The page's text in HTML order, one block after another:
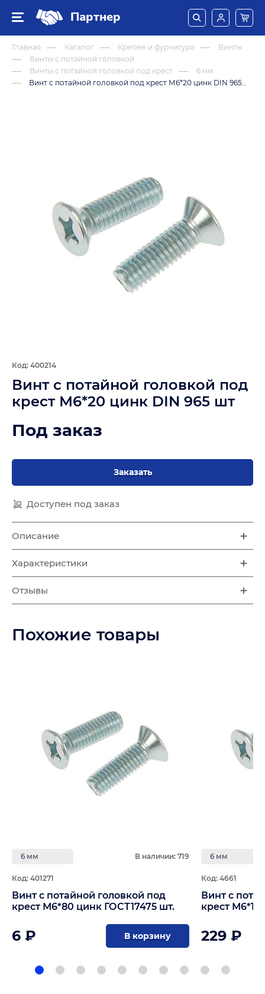
Партнер
Главная Каталог Крепеж и фурнитура
Винты
Винты с потайной головкой
Винты с потайной головкой под крест
6 мм
Винт с потайной головкой под крест М6*20 цинк DIN 965 шт
Код: 400214
Винт с потайной головкой под
крест М6*20 цинк DIN 965 шт
Под заказ
Заказать
Доступен под заказ
Описание
Характеристики
Отзывы
Похожие товары
6 мм В наличии: 719
Код: 401271
Винт с потайной головкой под
крест М6*80 цинк ГОСТ17475 шт.
6 ₽ В корзину
6 мм
Код: 4661
Винт с
крест М6*12
229 ₽